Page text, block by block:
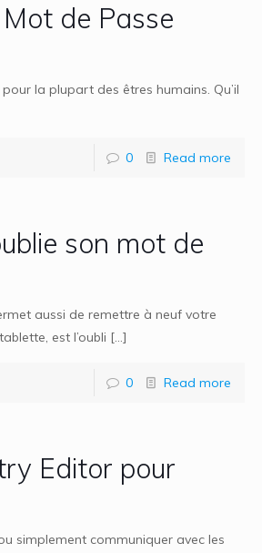
de Passe
la plupart des êtres humains. Qu’il
0 Read more
son mot de
aussi de remettre à neuf votre
est l’oubli […]
0 Read more
Editor pour
simplement communiquer avec les